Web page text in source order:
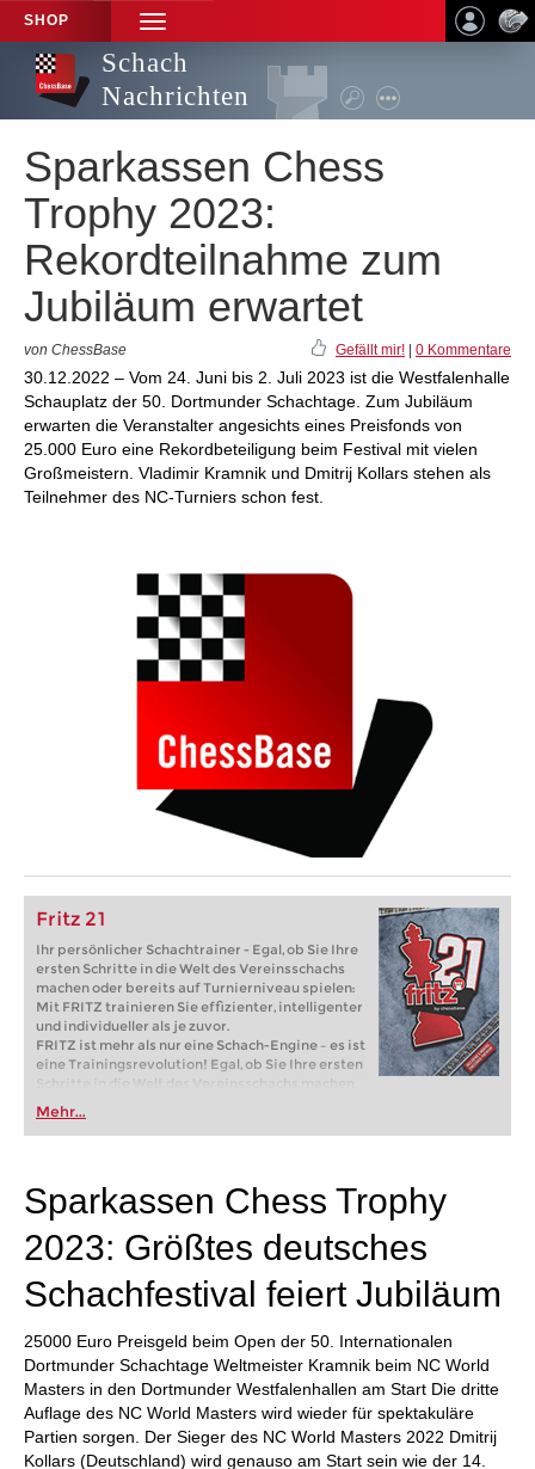
SHOP
TOGGLE
NAVIGATION
Schach
Nachrichten
Sparkassen Chess
Trophy 2023:
Rekordteilnahme zum
Jubiläum erwartet
von ChessBase Gefällt mir! 0 Kommentare
30.12.2022 – Vom 24. Juni bis 2. Juli 2023 ist die Westfalenhalle
Schauplatz der 50. Dortmunder Schachtage. Zum Jubiläum
erwarten die Veranstalter angesichts eines Preisfonds von
25.000 Euro eine Rekordbeteiligung beim Festival mit vielen
Großmeistern. Vladimir Kramnik und Dmitrij Kollars stehen als
Teilnehmer des NC-Turniers schon fest.
Fritz 21
Ihr persönlicher Schachtrainer - Egal, ob Sie Ihre
ersten Schritte in die Welt des Vereinsschachs
machen oder bereits auf Turnierniveau spielen:
Mit FRITZ trainieren Sie effizienter, intelligenter
und individueller als je zuvor.
FRITZ ist mehr als nur eine Schach-Engine – es ist
eine Trainingsrevolution! Egal, ob Sie Ihre ersten
Schritte in die Welt des Vereinsschachs machen
oder bereits auf Turnierniveau spielen: Mit
FRITZ trainieren Sie effizienter, intelligenter und
individueller als je zuvor.
Mehr...
Sparkassen Chess Trophy
2023: Größtes deutsches
Schachfestival feiert Jubiläum
25000 Euro Preisgeld beim Open der 50. Internationalen
Dortmunder Schachtage Weltmeister Kramnik beim NC World
Masters in den Dortmunder Westfalenhallen am Start Die dritte
Auflage des NC World Masters wird wieder für spektakuläre
Partien sorgen. Der Sieger des NC World Masters 2022 Dmitrij
Kollars (Deutschland) wird genauso am Start sein wie der 14.